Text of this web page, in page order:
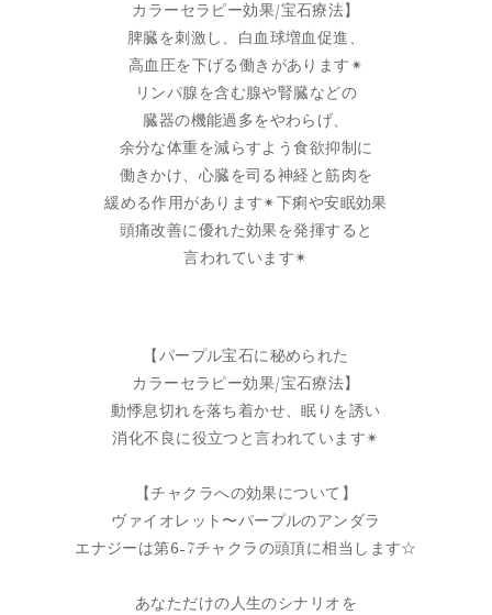
カラーセラピー効果/宝石療法】
脾臓を刺激し、白血球増血促進、
高血圧を下げる働きがあります✴︎
リンパ腺を含む腺や腎臓などの
臓器の機能過多をやわらげ、
余分な体重を減らすよう食欲抑制に
働きかけ、心臓を司る神経と筋肉を
緩める作用があります✴︎下痢や安眠効果
頭痛改善に優れた効果を発揮すると
言われています✴︎
【パープル宝石に秘められた
カラーセラピー効果/宝石療法】
動悸息切れを落ち着かせ、眠りを誘い
消化不良に役立つと言われています✴︎
【チャクラへの効果について】
ヴァイオレット〜パープルのアンダラ
エナジーは第6-7チャクラの頭頂に相当します☆
あなただけの人生のシナリオを